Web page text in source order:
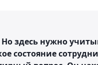
здесь нужно
состояние